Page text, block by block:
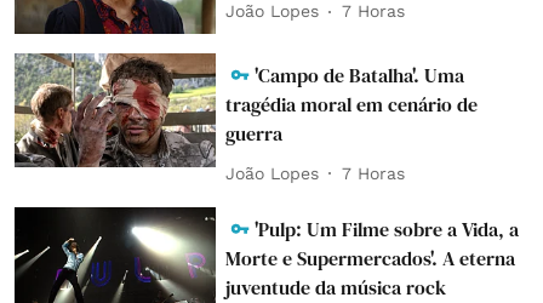
João Lopes 7 Horas
'Campo de Batalha'. Uma
tragédia moral em cenário de
guerra
João Lopes 7 Horas
'Pulp: Um Filme sobre a Vida, a
Morte e Supermercados'. A eterna
juventude da música rock